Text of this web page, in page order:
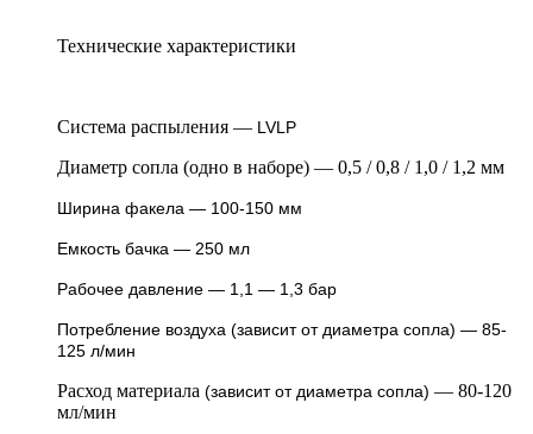
Технические характеристики
Система распыления — LVLP
Диаметр сопла (одно в наборе) — 0,5 / 0,8 / 1,0 / 1,2 мм
Ширина факела — 100-150 мм
Емкость бачка — 250 мл
Рабочее давление — 1,1 — 1,3 бар
Потребление воздуха (зависит от диаметра сопла) — 85-
125 л/мин
Расход материала (зависит от диаметра сопла) — 80-120
мл/мин